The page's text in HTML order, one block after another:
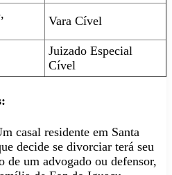
Vara Cível
Juizado Especial
Cível
:
casal residente em Santa
decide se divorciar terá seu
de um advogado ou defensor,